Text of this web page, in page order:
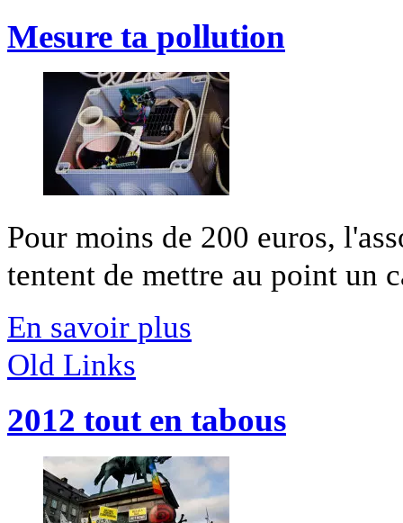
Mesure ta pollution
Pour moins de 200 euros,
tentent de mettre au point un
En savoir plus
Old Links
2012 tout en tabous